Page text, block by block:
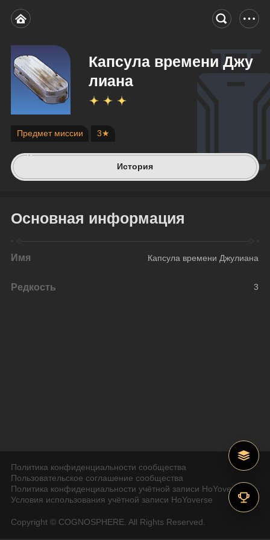
Капсула времени Джу
лиана
Предмет миссии 3★
История
Основная информация
Имя Капсула времени Джулиана
Редкость 3
Политика конфиденциальности сообщества
Пользовательское соглашение сообщества
Политика конфиденциальности учётной записи HoYoverse
Условия использования учётной записи HoYoverse
Copyright © COGNOSPHERE. All Rights Reserved.